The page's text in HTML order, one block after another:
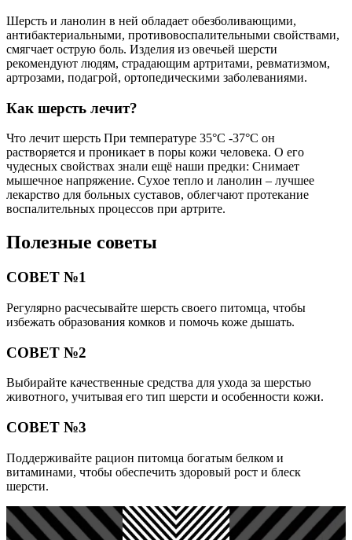
Шерсть и ланолин в ней обладает обезболивающими,
антибактериальными, противовоспалительными свойствами,
смягчает острую боль. Изделия из овечьей шерсти
рекомендуют людям, страдающим артритами, ревматизмом,
артрозами, подагрой, ортопедическими заболеваниями.
Как шерсть лечит?
Что лечит шерсть При температуре 35°С -37°С он
растворяется и проникает в поры кожи человека. О его
чудесных свойствах знали ещё наши предки: Снимает
мышечное напряжение. Сухое тепло и ланолин – лучшее
лекарство для больных суставов, облегчают протекание
воспалительных процессов при артрите.
Полезные советы
СОВЕТ №1
Регулярно расчесывайте шерсть своего питомца, чтобы
избежать образования комков и помочь коже дышать.
СОВЕТ №2
Выбирайте качественные средства для ухода за шерстью
животного, учитывая его тип шерсти и особенности кожи.
СОВЕТ №3
Поддерживайте рацион питомца богатым белком и
витаминами, чтобы обеспечить здоровый рост и блеск
шерсти.